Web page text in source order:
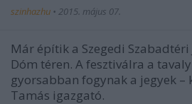
szinhazhu • 2015. május 07.
Már építik a Szegedi
Dóm téren. A fesztiválra a
gyorsabban fogynak a jegyek –
Tamás igazgató.